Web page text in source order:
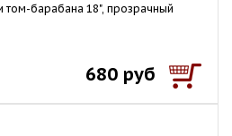
том-барабана 18", прозрачный
680 руб